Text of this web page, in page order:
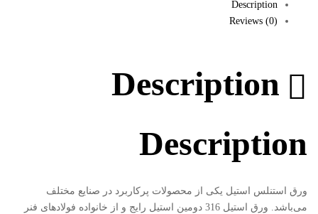
بوک
Description
Reviews (0)
Description
Description
ورق استنلس استیل یکی از محصولات پرکاربرد در صنایع مختلف
می‌باشد. ورق استیل 316 دومین استیل رایج و از خانواده فولادهای فنر